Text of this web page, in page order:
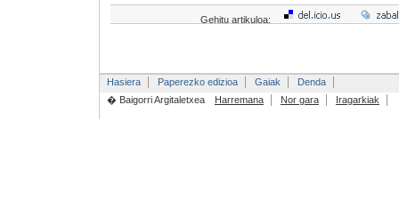
Gehitu artikuloa:
Hasiera Paperezko edizioa Gaiak
Denda
� Baigorri Argitaletxea
Harremana Nor gara Iragarkiak